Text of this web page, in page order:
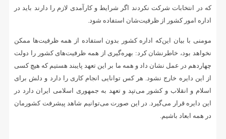
که در انتخابات شرکت نکردند اگر شرایط و کارآمدی لازم را دارند باید در
اداره امور کشور از ظرفیت‌شان استفاده شود.
مومنی با بیان این‌که اداره کشور بدون استفاده از همه ظرفیت‌ها ممکن
نخواهد بود، خاطرنشان کرد: بهره‌گیری از همه ظرفیت‌های کشور را دولت
چهاردهم در عمل نشان داد و همه ما بر این تعهد پایبند هستیم که هیچ کسی
از این دایره خارج نشود. هر کس توانایی انجام کاری را دارد و دلش برای
اسلام و انقلاب و کشور می‌تپد و تعهد به جمهوری اسلامی ایران دارد در
این دایره قرار می‌گیرد. در این صورت می‌توانیم شاهد پیشرفت کشورمان
در همه ابعاد باشیم.